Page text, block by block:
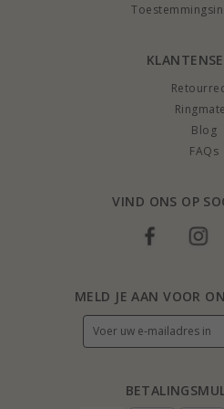
Blog
FAQs
VIND ONS OP
MELD JE AAN VOOR